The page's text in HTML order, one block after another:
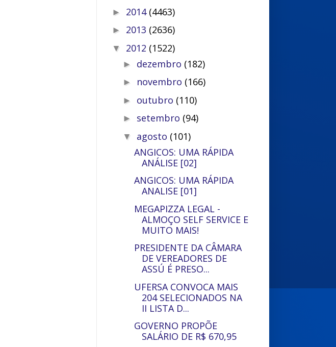
► 2014 (4463)
► 2013 (2636)
▼ 2012 (1522)
► dezembro (182)
► novembro (166)
► outubro (110)
► setembro (94)
▼ agosto (101)
ANGICOS: UMA RÁPIDA
ANÁLISE [02]
ANGICOS: UMA RÁPIDA
ANALISE [01]
MEGAPIZZA LEGAL -
ALMOÇO SELF SERVICE E
MUITO MAIS!
PRESIDENTE DA CÂMARA
DE VEREADORES DE
ASSÚ É PRESO...
UFERSA CONVOCA MAIS
204 SELECIONADOS NA
II LISTA D...
GOVERNO PROPÕE
SALÁRIO DE R$ 670,95